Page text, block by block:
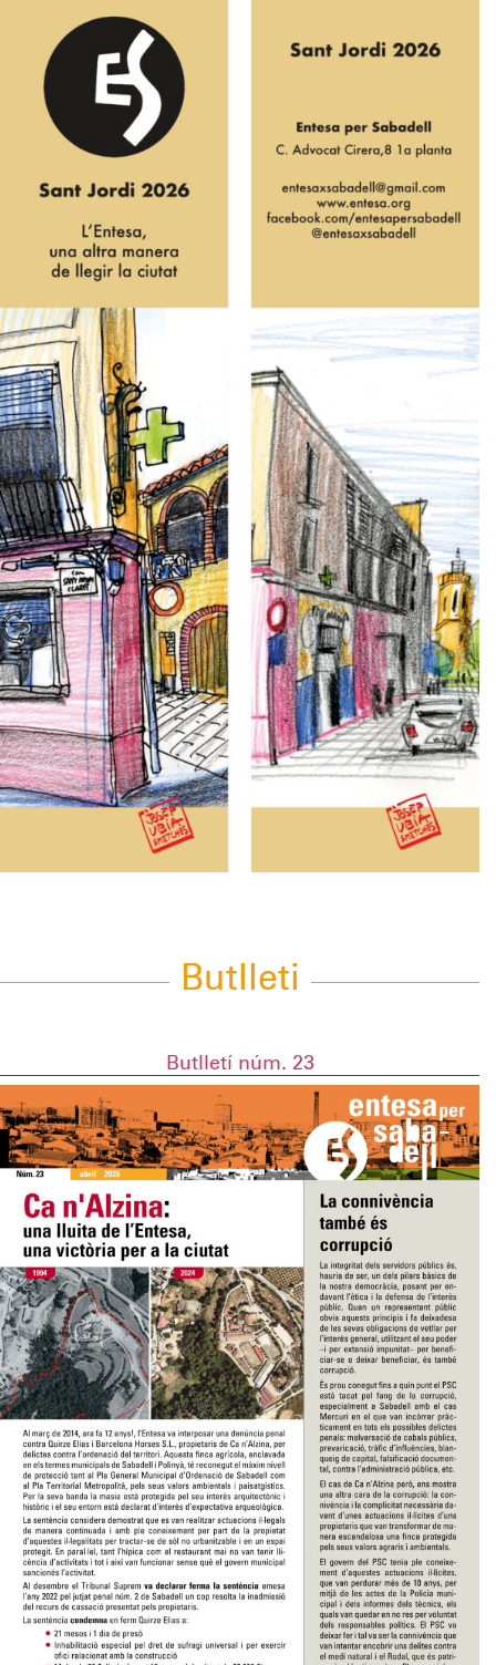
Butlleti
Butlletí núm. 23